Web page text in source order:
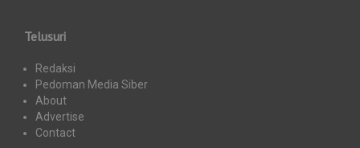
Telusuri
Redaksi
Pedoman Media Siber
About
Advertise
Contact